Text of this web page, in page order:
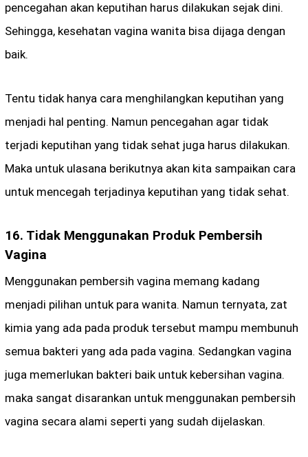
pencegahan akan keputihan harus dilakukan sejak dini.
Sehingga, kesehatan vagina wanita bisa dijaga dengan
baik.
Tentu tidak hanya cara menghilangkan keputihan yang
menjadi hal penting. Namun pencegahan agar tidak
terjadi keputihan yang tidak sehat juga harus dilakukan.
Maka untuk ulasana berikutnya akan kita sampaikan cara
untuk mencegah terjadinya keputihan yang tidak sehat.
16. Tidak Menggunakan Produk Pembersih
Vagina
Menggunakan pembersih vagina memang kadang
menjadi pilihan untuk para wanita. Namun ternyata, zat
kimia yang ada pada produk tersebut mampu membunuh
semua bakteri yang ada pada vagina. Sedangkan vagina
juga memerlukan bakteri baik untuk kebersihan vagina.
maka sangat disarankan untuk menggunakan pembersih
vagina secara alami seperti yang sudah dijelaskan.